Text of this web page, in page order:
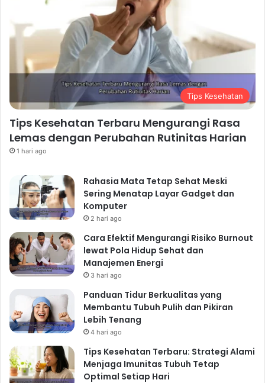
Tips Kesehatan
Tips Kesehatan Terbaru Mengurangi Rasa
Lemas dengan Perubahan Rutinitas Harian
1 hari ago
Rahasia Mata Tetap Sehat Meski
Sering Menatap Layar Gadget dan
Komputer
2 hari ago
Cara Efektif Mengurangi Risiko Burnout
lewat Pola Hidup Sehat dan
Manajemen Energi
3 hari ago
Panduan Tidur Berkualitas yang
Membantu Tubuh Pulih dan Pikiran
Lebih Tenang
4 hari ago
Tips Kesehatan Terbaru: Strategi Alami
Menjaga Imunitas Tubuh Tetap
Optimal Setiap Hari